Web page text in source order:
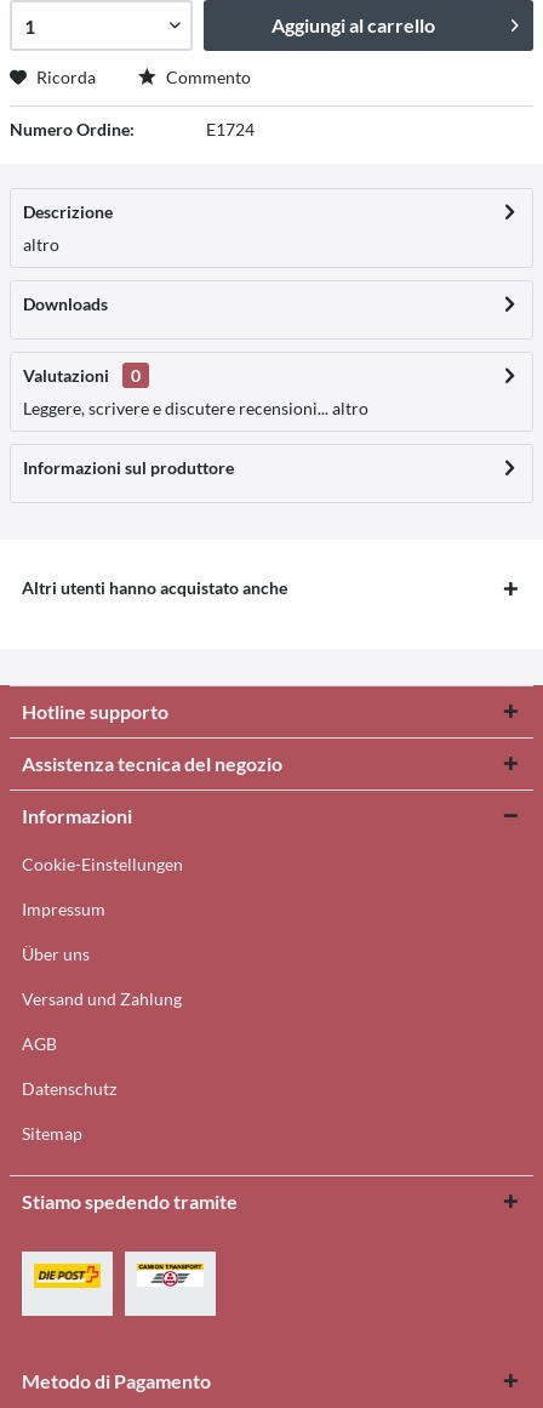
Aggiungi al carrello
Ricorda Commento
Numero Ordine: E1724
Descrizione
altro
Downloads
Valutazioni
0
Leggere, scrivere e discutere recensioni...altro
Informazioni sul produttore
Altri utenti hanno acquistato anche
Hotline supporto
Assistenza tecnica del negozio
Informazioni
Cookie-Einstellungen
Impressum
Über uns
Versand und Zahlung
AGB
Datenschutz
Sitemap
Stiamo spedendo tramite
Metodo di Pagamento